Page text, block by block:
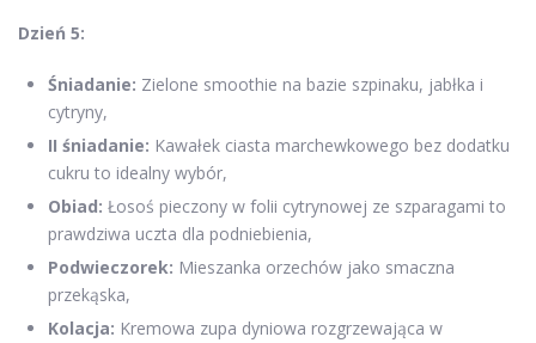
Dzień 5:
Śniadanie: Zielone smoothie na bazie szpinaku, jabłka i
cytryny,
II śniadanie: Kawałek ciasta marchewkowego bez dodatku
cukru to idealny wybór,
Obiad: Łosoś pieczony w folii cytrynowej ze szparagami to
prawdziwa uczta dla podniebienia,
Podwieczorek: Mieszanka orzechów jako smaczna
przekąska,
Kolacja: Kremowa zupa dyniowa rozgrzewająca w